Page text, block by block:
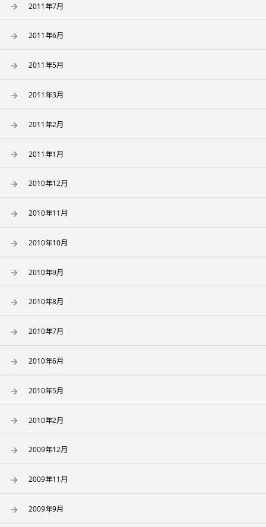
2011年7月
2011年6月
2011年5月
2011年3月
2011年2月
2011年1月
2010年12月
2010年11月
2010年10月
2010年9月
2010年8月
2010年7月
2010年6月
2010年5月
2010年2月
2009年12月
2009年11月
2009年9月